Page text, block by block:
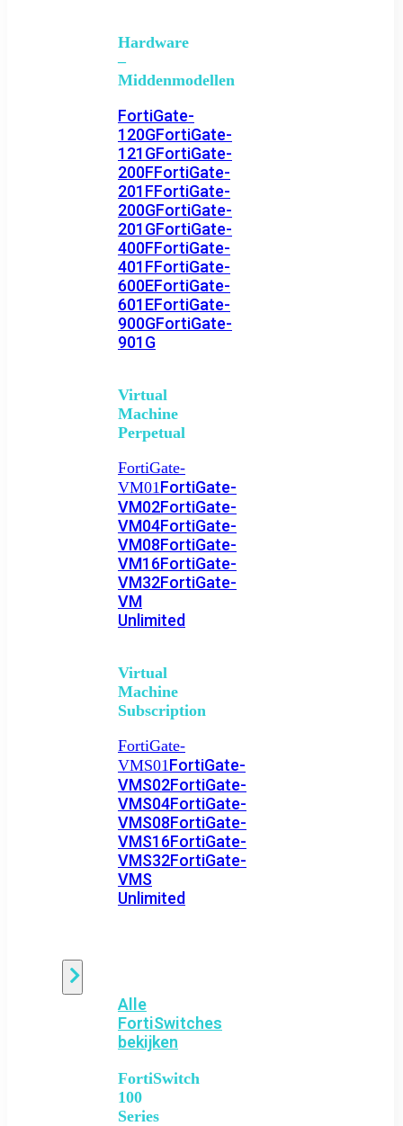
Hardware
–
Middenmodellen
FortiGate-
120GFortiGate-
121GFortiGate-
200FFortiGate-
201FFortiGate-
200GFortiGate-
201GFortiGate-
400FFortiGate-
401FFortiGate-
600EFortiGate-
601EFortiGate-
900GFortiGate-
901G
Virtual
Machine
Perpetual
FortiGate-
VM01FortiGate-
VM02FortiGate-
VM04FortiGate-
VM08FortiGate-
VM16FortiGate-
VM32FortiGate-
VM
Unlimited
Virtual
Machine
Subscription
FortiGate-
VMS01FortiGate-
VMS02FortiGate-
VMS04FortiGate-
VMS08FortiGate-
VMS16FortiGate-
VMS32FortiGate-
VMS
Unlimited
Alle
FortiSwitches
bekijken
FortiSwitch
100
Series